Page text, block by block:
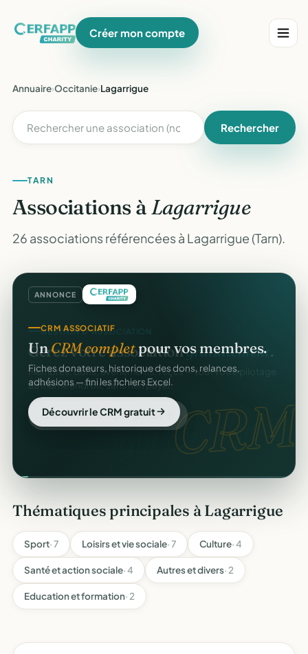
Créer mon compte
Annuaire›Occitanie›Lagarrigue
Rechercher
TARN
Associations àLagarrigue
26 associations référencées à Lagarrigue (Tarn).
ANNONCE
CRM.
CRM ASSOCIATIF
UnCRM completpour vos membres.
Fiches donateurs, historique des dons, relances,
adhésions — fini les fichiers Excel.
Découvrir le CRM gratuit
Thématiques principales à Lagarrigue
Sport· 7 Loisirs et vie sociale· 7 Culture· 4
Santé et action sociale· 4 Autres et divers· 2
Education et formation· 2